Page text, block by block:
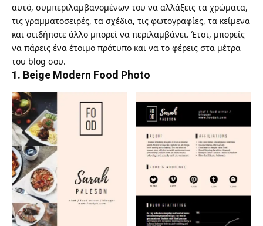
αυτό, συμπεριλαμβανομένων του να αλλάξεις τα χρώματα,
τις γραμματοσειρές, τα σχέδια, τις φωτογραφίες, τα κείμενα
και οτιδήποτε άλλο μπορεί να περιλαμβάνει. Έτσι, μπορείς
να πάρεις ένα έτοιμο πρότυπο και να το φέρεις στα μέτρα
του blog σου.
1. Beige Modern Food Photo